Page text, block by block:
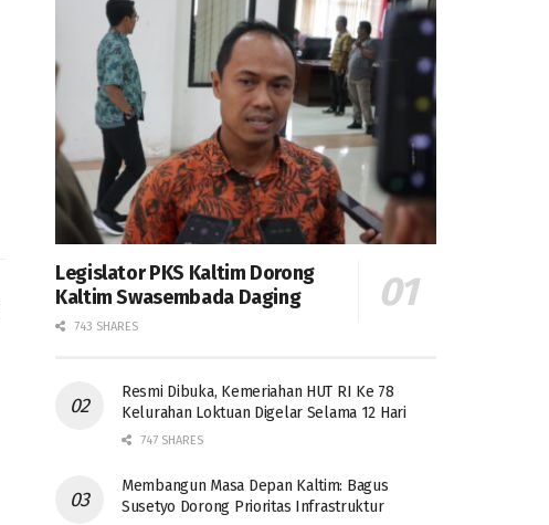
Legislator PKS Kaltim Dorong
Kaltim Swasembada Daging
743 SHARES
Resmi Dibuka, Kemeriahan HUT RI Ke 78
Kelurahan Loktuan Digelar Selama 12 Hari
747 SHARES
Membangun Masa Depan Kaltim: Bagus
Susetyo Dorong Prioritas Infrastruktur